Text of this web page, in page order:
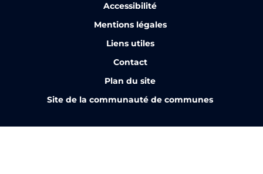
Accessibilité
Mentions légales
Liens utiles
Contact
Plan du site
Site de la communauté de communes